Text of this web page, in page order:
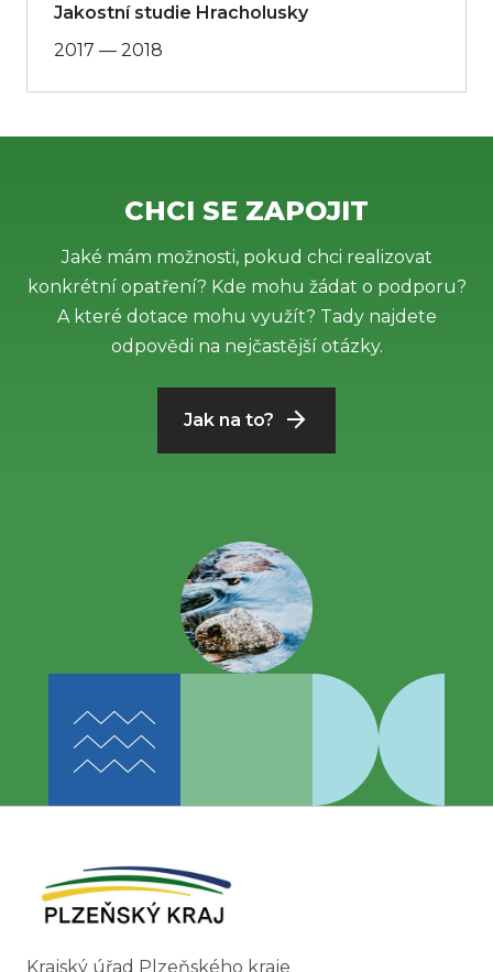
Jakostní studie Hracholusky
2017 — 2018
CHCI SE ZAPOJIT
Jaké mám možnosti, pokud chci realizovat
konkrétní opatření? Kde mohu žádat o podporu?
A které dotace mohu využít? Tady najdete
odpovědi na nejčastější otázky.
Jak na to?
Krajský úřad Plzeňského kraje